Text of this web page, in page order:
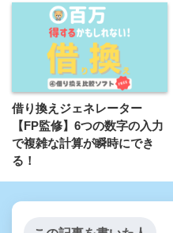
借り換えジェネレーター
【FP監修】6つの数字の入力
で複雑な計算が瞬時にでき
る！